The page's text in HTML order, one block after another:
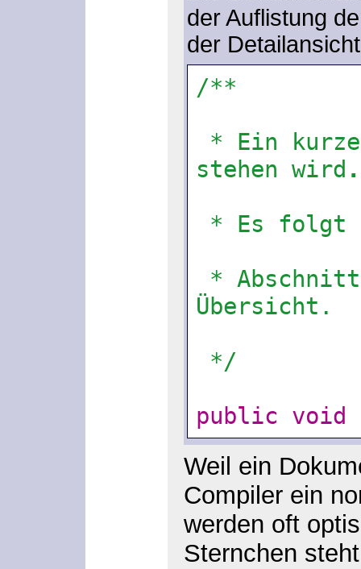
der Auflistung
der
/**
stehen wird .
* Es folgt
Übersicht.
*/
public void
Weil ein
Compiler ein
werden oft
Sternchen